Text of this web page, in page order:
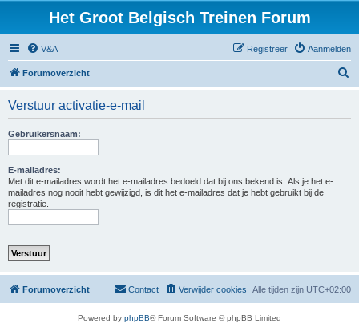
Het Groot Belgisch Treinen Forum
V&A Aanmelden
Registreer
Forumoverzicht
Verstuur activatie-e-mail
Gebruikersnaam:
E-mailadres:
Met dit e-mailadres wordt het e-mailadres bedoeld dat bij ons bekend is. Als je het e-
mailadres nog nooit hebt gewijzigd, is dit het e-mailadres dat je hebt gebruikt bij de
registratie.
Forumoverzicht Alle tijden zijn UTC+02:00
Verwijder cookies
Contact
Powered by phpBB® Forum Software © phpBB Limited